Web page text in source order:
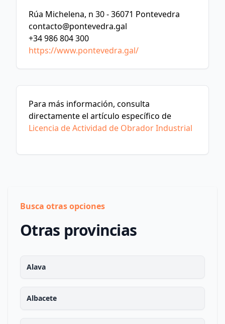
Rúa Michelena, n 30 - 36071 Pontevedra
contacto@pontevedra.gal
+34 986 804 300
https://www.pontevedra.gal/
Para más información, consulta
directamente el artículo específico de
Licencia de Actividad de Obrador Industrial
Busca otras opciones
Otras provincias
Alava
Albacete